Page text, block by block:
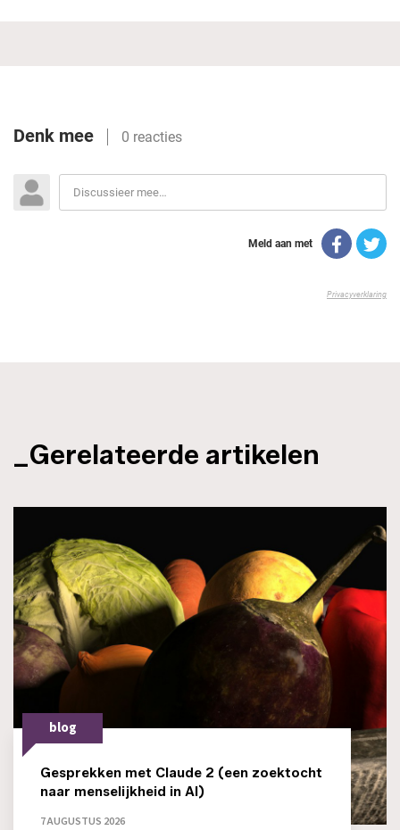
_Gerelateerde artikelen
blog
Gesprekken met Claude 2 (een zoektocht
naar menselijkheid in AI)
7 AUGUSTUS 2026